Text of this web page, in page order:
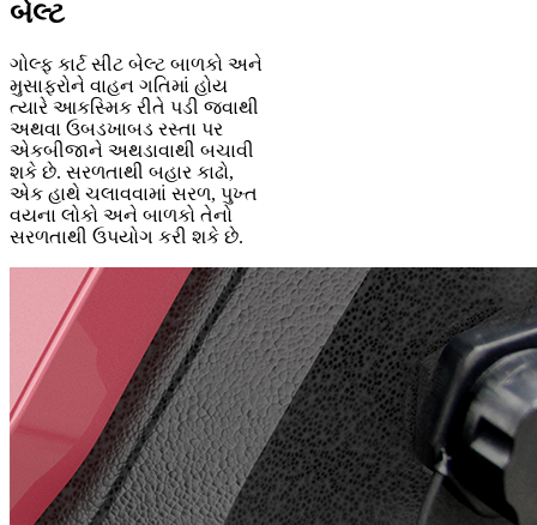
બેલ્ટ
ગોલ્ફ કાર્ટ સીટ બેલ્ટ બાળકો અને
મુસાફરોને વાહન ગતિમાં હોય
ત્યારે આકસ્મિક રીતે પડી જવાથી
અથવા ઉબડખાબડ રસ્તા પર
એકબીજાને અથડાવાથી બચાવી
શકે છે. સરળતાથી બહાર કાઢો,
એક હાથે ચલાવવામાં સરળ, પુખ્ત
વયના લોકો અને બાળકો તેનો
સરળતાથી ઉપયોગ કરી શકે છે.